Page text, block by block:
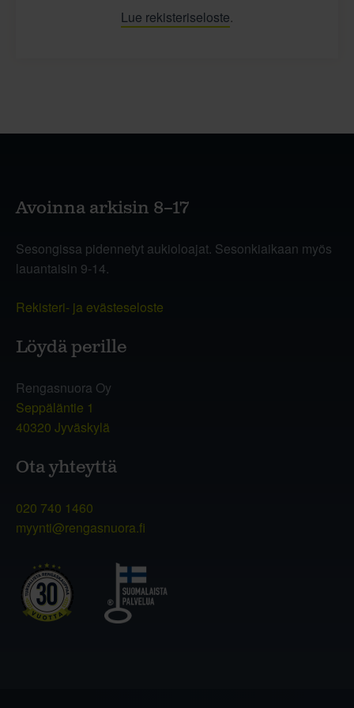
Lue rekisteriseloste.
Avoinna arkisin 8–17
Sesongissa pidennetyt aukioloajat. Sesonkiaikaan myös
lauantaisin 9-14.
Rekisteri- ja evästeseloste
Löydä perille
Rengasnuora Oy
Seppäläntie 1
40320 Jyväskylä
Ota yhteyttä
020 740 1460
myynti@rengasnuora.fi